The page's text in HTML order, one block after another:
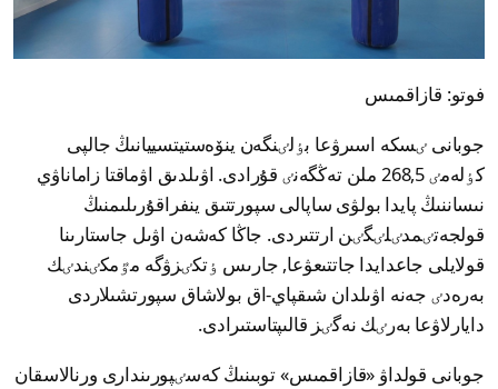
فوتو: قازاقمىس
جوبانى ٸسكە اسىرۋعا بٶلٸنگەن ينۆەستيتسييانىڭ جالپى
كٶلەمٸ 268,5 ملن تەڭگەنٸ قۇرادى. اۋىلدىق اۋماقتا زاماناۋي
نىساننىڭ پايدا بولۋى ساپالى سپورتتىق ينفراقۇرىلىمنىڭ
قولجەتٸمدٸلٸگٸن ارتتىردى. جاڭا كەشەن اۋىل جاستارىنا
قولايلى جاعدايدا جاتتىعۋعا, جارىس ٶتكٸزۋگە مٷمكٸندٸك
بەرەدٸ جەنە اۋىلدان شىقپاي-اق بولاشاق سپورتشىلاردى
دايارلاۋعا بەرٸك نەگٸز قالىپتاستىرادى.
جوبانى قولداۋ «قازاقمىس» توبىنىڭ كەسٸپورىندارى ورنالاسقان